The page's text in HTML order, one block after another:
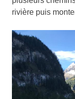
rivière puis